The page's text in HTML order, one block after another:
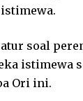
soal
Ori ini.